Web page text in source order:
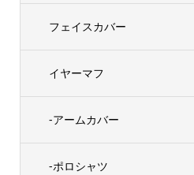
フェイスカバー
イヤーマフ
-アームカバー
-ポロシャツ